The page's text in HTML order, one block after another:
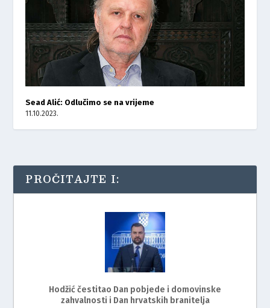
Sead Alić: Odlučimo se na vrijeme
11.10.2023.
PROČITAJTE I:
Hodžić čestitao Dan pobjede i domovinske
zahvalnosti i Dan hrvatskih branitelja